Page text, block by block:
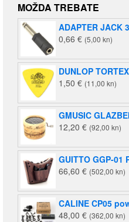
MOŽDA TREBATE
ADAPTER JACK
0,66 € (5,00 kn)
DUNLOP
1,50 € (11,00 kn)
GMUSIC
12,20 € (92,00 kn)
GUITTO GGP-01
66,60 € (502,00 kn)
CALINE CP05
48,00 € (362,00 kn)